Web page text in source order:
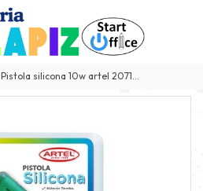
Pistola silicona 10w artel 20710001